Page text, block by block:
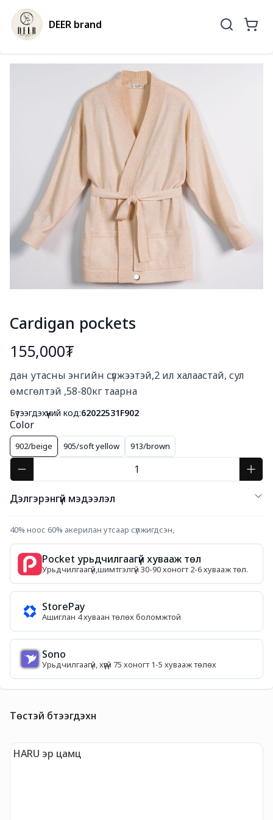
DEER brand
Cardigan pockets
155,000₮
дан утасны энгийн сүлжээтэй,2 ил халаастай, сул
өмсгөлтэй ,58-80кг таарна
Бүтээгдэхүүний код:62022531F902
Color
902/beige 905/soft yellow 913/brown
Дэлгэрэнгүй мэдээлэл
40% ноос 60% акерилан утсаар сүлжигдсэн,
Pocket урьдчилгаагүй хувааж төл
Урьдчилгаагүй,шимтгэлгүй 30-90 хоногт 2-6 хувааж төл.
StorePay
Ашиглан 4 хуваан төлөх боломжтой
Sono
Урьдчилгаагүй, хүүгүй 75 хоногт 1-5 хувааж төлөх
Төстэй бүтээгдэхүүн
HARU эр цамц